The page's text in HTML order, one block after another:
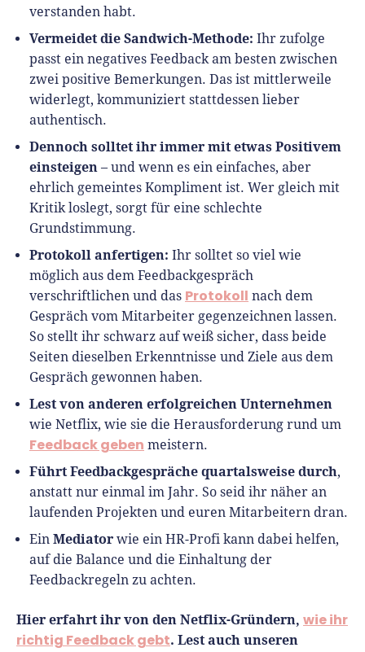
verstanden habt.
Vermeidet die Sandwich-Methode: Ihr zufolge
passt ein negatives Feedback am besten zwischen
zwei positive Bemerkungen. Das ist mittlerweile
widerlegt, kommuniziert stattdessen lieber
authentisch.
Dennoch solltet ihr immer mit etwas Positivem
einsteigen – und wenn es ein einfaches, aber
ehrlich gemeintes Kompliment ist. Wer gleich mit
Kritik loslegt, sorgt für eine schlechte
Grundstimmung.
Protokoll anfertigen: Ihr solltet so viel wie
möglich aus dem Feedbackgespräch
verschriftlichen und das Protokoll nach dem
Gespräch vom Mitarbeiter gegenzeichnen lassen.
So stellt ihr schwarz auf weiß sicher, dass beide
Seiten dieselben Erkenntnisse und Ziele aus dem
Gespräch gewonnen haben.
Lest von anderen erfolgreichen Unternehmen
wie Netflix, wie sie die Herausforderung rund um
Feedback geben meistern.
Führt Feedbackgespräche quartalsweise durch,
anstatt nur einmal im Jahr. So seid ihr näher an
laufenden Projekten und euren Mitarbeitern dran.
Ein Mediator wie ein HR-Profi kann dabei helfen,
auf die Balance und die Einhaltung der
Feedbackregeln zu achten.
Hier erfahrt ihr von den Netflix-Gründern, wie ihr
richtig Feedback gebt. Lest auch unseren